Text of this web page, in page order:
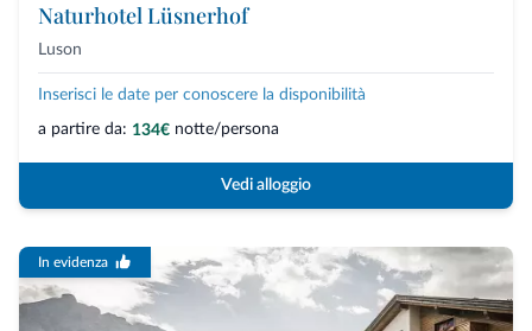
Naturhotel Lüsnerhof
Luson
Inserisci le date per conoscere la disponibilità
a partire da: 134€ notte/persona
Vedi alloggio
In evidenza